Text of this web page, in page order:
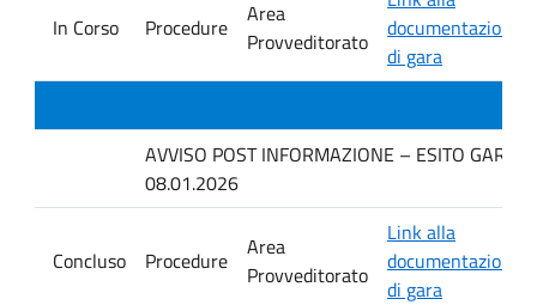
In Corso Procedure
Area
Provveditorato
documentazione
di gara
AVVISO POST INFORMAZIONE – ESITO GARA
08.01.2026
Concluso Procedure
Area
Provveditorato
Link alla
documentazione
di gara